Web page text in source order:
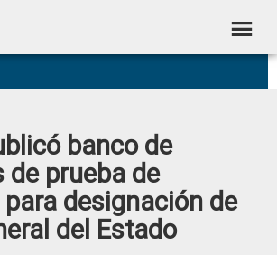
banco de
de prueba de
designación de
del Estado